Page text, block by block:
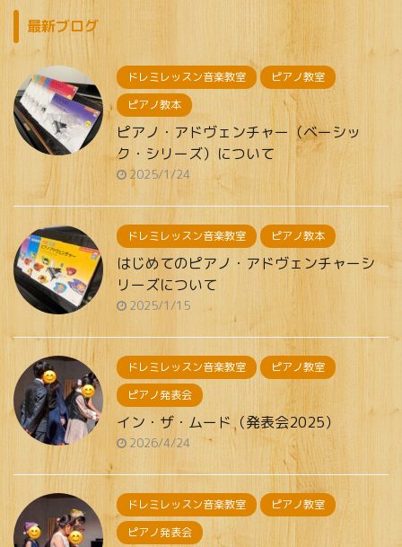
最新ブログ
ドレミレッスン音楽教室
ピアノ教室
ピアノ教本
ピアノ・アドヴェンチャー（ベーシッ
ク・シリーズ）について
2025/1/24
ドレミレッスン音楽教室 ピアノ教本
はじめてのピアノ・アドヴェンチャーシ
リーズについて
2025/1/15
ドレミレッスン音楽教室
ピアノ教室
ピアノ発表会
イン・ザ・ムード（発表会2025）
2026/4/24
ドレミレッスン音楽教室
ピアノ教室
ピアノ発表会